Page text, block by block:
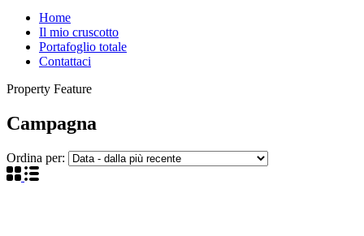
Home
Il mio cruscotto
Portafoglio totale
Contattaci
Property Feature
Campagna
Ordina per: